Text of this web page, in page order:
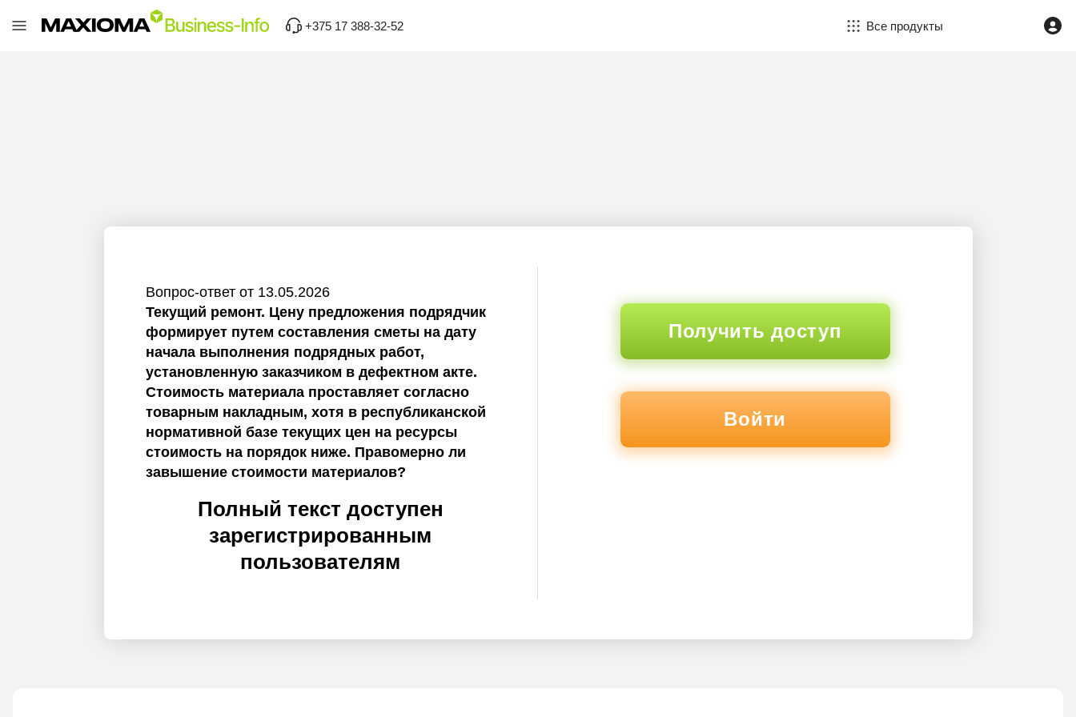
+375 17 388-32-52 Все продукты
Вопрос-ответ от 13.05.2026
Текущий ремонт. Цену предложения подрядчик
формирует путем составления сметы на дату
начала выполнения подрядных работ,
установленную заказчиком в дефектном акте.
Стоимость материала проставляет согласно
товарным накладным, хотя в республиканской
нормативной базе текущих цен на ресурсы
стоимость на порядок ниже. Правомерно ли
завышение стоимости материалов?
Полный текст доступен
зарегистрированным
пользователям
Получить доступ
Войти